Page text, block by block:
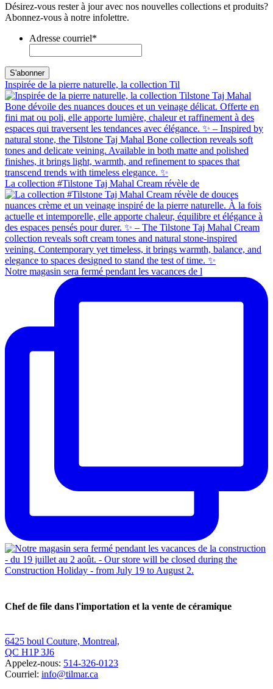
Désirez-vous rester à jour avec nos nouvelles collections et produits?
Abonnez-vous à notre infolettre.
Adresse courriel*
Inspirée de la pierre naturelle, la collection Til
La collection #Tilstone Taj Mahal Cream révèle de
Notre magasin sera fermé pendant les vacances de l
Chef de file dans l'importation et la vente de céramique
6425 boul Couture, Montreal,
QC H1P 3J6
Appelez-nous: 514-326-0123
Courriel: info@tilmar.ca